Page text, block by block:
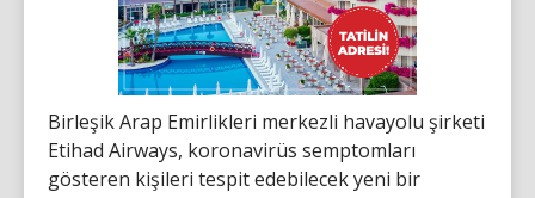
Birleşik Arap Emirlikleri merkezli havayolu şirketi
Etihad Airways, koronavirüs semptomları
gösteren kişileri tespit edebilecek yeni bir